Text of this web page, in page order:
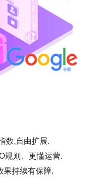
数,自由扩展.
规则、更懂运营.
果持续有保障.